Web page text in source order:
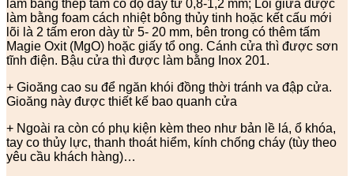
làm bằng thép tấm có độ dày từ 0,8-1,2 mm; Lõi giữa được
làm bằng foam cách nhiệt bông thủy tinh hoặc kết cấu mới
lõi là 2 tấm eron dày từ 5- 20 mm, bên trong có thêm tấm
Magie Oxit (MgO) hoặc giấy tổ ong. Cánh cửa thì được sơn
tĩnh điện. Bậu cửa thì được làm bằng Inox 201.
+ Gioăng cao su để ngăn khói đồng thời tránh va đập cửa.
Gioăng này được thiết kế bao quanh cửa
+ Ngoài ra còn có phụ kiện kèm theo như bản lề lá, ổ khóa,
tay co thủy lực, thanh thoát hiểm, kính chống cháy (tùy theo
yêu cầu khách hàng)…